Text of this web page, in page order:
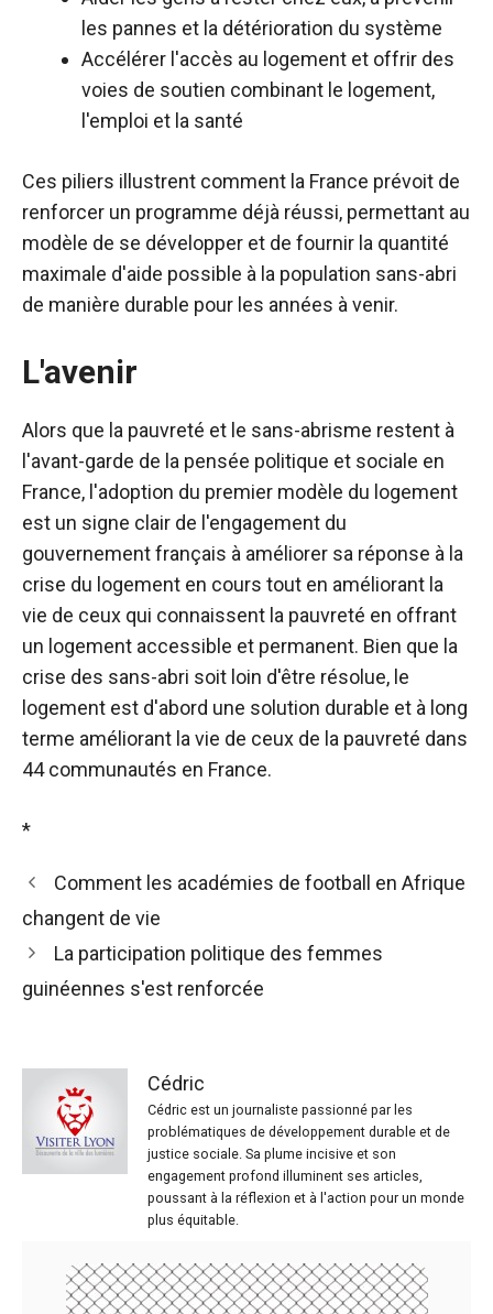
les pannes et la détérioration du système
Accélérer l'accès au logement et offrir des
voies de soutien combinant le logement,
l'emploi et la santé
Ces piliers illustrent comment la France prévoit de
renforcer un programme déjà réussi, permettant au
modèle de se développer et de fournir la quantité
maximale d'aide possible à la population sans-abri
de manière durable pour les années à venir.
L'avenir
Alors que la pauvreté et le sans-abrisme restent à
l'avant-garde de la pensée politique et sociale en
France, l'adoption du premier modèle du logement
est un signe clair de l'engagement du
gouvernement français à améliorer sa réponse à la
crise du logement en cours tout en améliorant la
vie de ceux qui connaissent la pauvreté en offrant
un logement accessible et permanent. Bien que la
crise des sans-abri soit loin d'être résolue, le
logement est d'abord une solution durable et à long
terme améliorant la vie de ceux de la pauvreté dans
44 communautés en France.
*
Comment les académies de football en Afrique
changent de vie
La participation politique des femmes
guinéennes s'est renforcée
Cédric
Cédric est un journaliste passionné par les
problématiques de développement durable et de
justice sociale. Sa plume incisive et son
engagement profond illuminent ses articles,
poussant à la réflexion et à l'action pour un monde
plus équitable.